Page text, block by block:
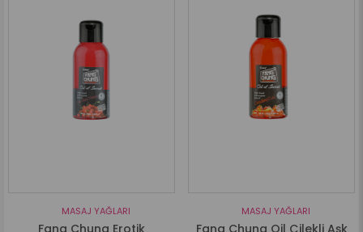
MASAJ YAĞLARI
Fang Chung Erotik
MASAJ YAĞLARI
Fang Chung Oil Çilekli Aşk